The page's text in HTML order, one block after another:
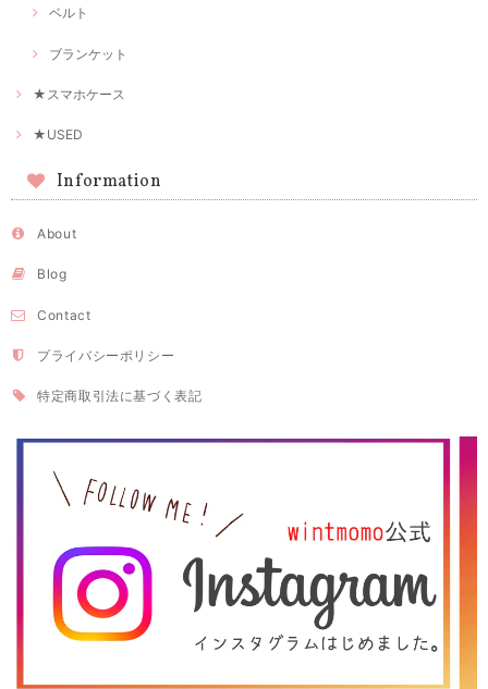
ベルト
ブランケット
★スマホケース
★USED
Information
About
Blog
Contact
プライバシーポリシー
特定商取引法に基づく表記